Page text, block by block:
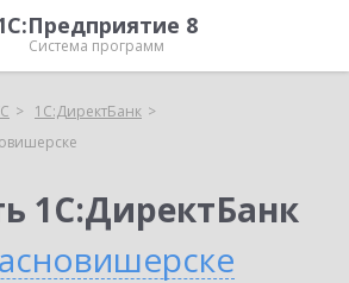
8
Система программ
1С:ДиректБанк
1С:ДиректБанк